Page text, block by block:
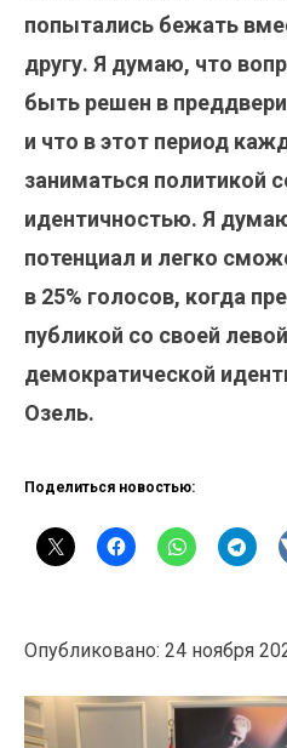
попытались бежать
другу. Я думаю, что
быть решен в
и что в этот период
заниматься политикой
идентичностью. Я
потенциал и легко
в 25% голосов, когда
публикой со своей
демократической
Озель.
Поделиться новостью:
Опубликовано: 24 ноября